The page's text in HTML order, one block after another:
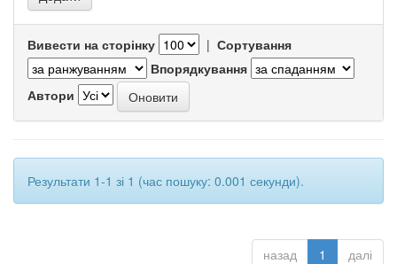
Вивести на сторінку | Сортування
Впорядкування
Автори
Результати 1-1 зі 1 (час пошуку: 0.001 секунди).
назад 1 далі